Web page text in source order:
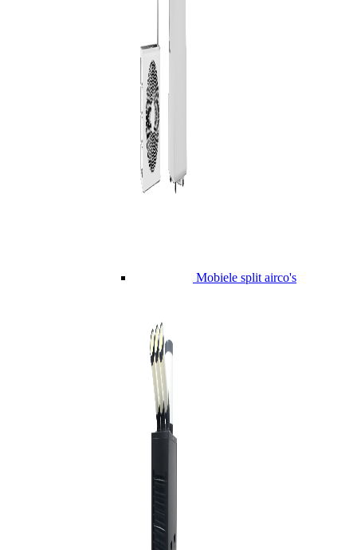
Mobiele split airco's